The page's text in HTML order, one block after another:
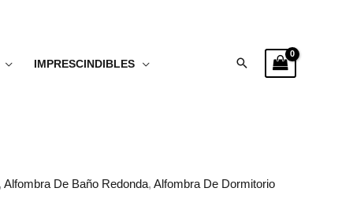
IMPRESCINDIBLES Buscar
, Alfombra De Baño Redonda, Alfombra De Dormitorio